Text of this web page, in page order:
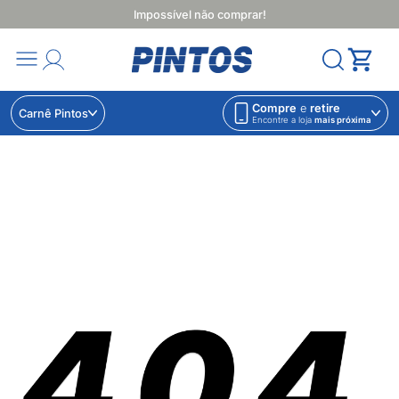
Impossível não comprar!
Carnê Pintos Compre e retire
Encontre a loja mais próxima